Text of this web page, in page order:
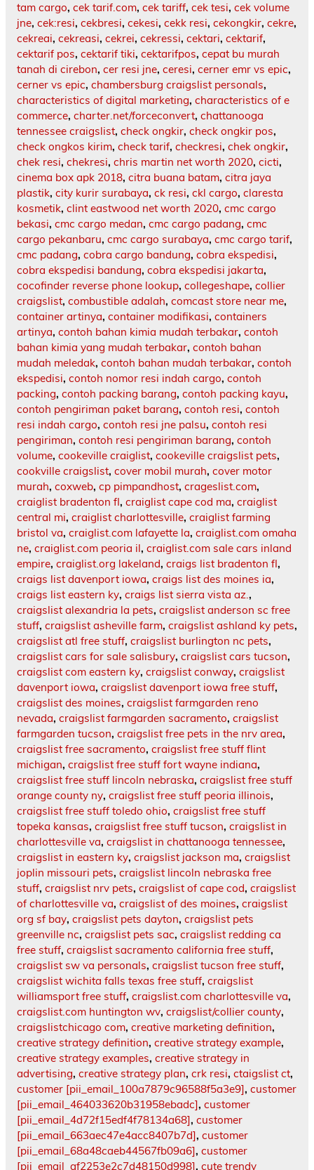
tam cargo, cek tarif.com, cek tariff, cek tesi, cek volume
jne, cek:resi, cekbresi, cekesi, cekk resi, cekongkir, cekre,
cekreai, cekreasi, cekrei, cekressi, cektari, cektarif,
cektarif pos, cektarif tiki, cektarifpos, cepat bu murah
tanah di cirebon, cer resi jne, ceresi, cerner emr vs epic,
cerner vs epic, chambersburg craigslist personals,
characteristics of digital marketing, characteristics of e
commerce, charter.net/forceconvert, chattanooga
tennessee craigslist, check ongkir, check ongkir pos,
check ongkos kirim, check tarif, checkresi, chek ongkir,
chek resi, chekresi, chris martin net worth 2020, cicti,
cinema box apk 2018, citra buana batam, citra jaya
plastik, city kurir surabaya, ck resi, ckl cargo, claresta
kosmetik, clint eastwood net worth 2020, cmc cargo
bekasi, cmc cargo medan, cmc cargo padang, cmc
cargo pekanbaru, cmc cargo surabaya, cmc cargo tarif,
cmc padang, cobra cargo bandung, cobra ekspedisi,
cobra ekspedisi bandung, cobra ekspedisi jakarta,
cocofinder reverse phone lookup, collegeshape, collier
craigslist, combustible adalah, comcast store near me,
container artinya, container modifikasi, containers
artinya, contoh bahan kimia mudah terbakar, contoh
bahan kimia yang mudah terbakar, contoh bahan
mudah meledak, contoh bahan mudah terbakar, contoh
ekspedisi, contoh nomor resi indah cargo, contoh
packing, contoh packing barang, contoh packing kayu,
contoh pengiriman paket barang, contoh resi, contoh
resi indah cargo, contoh resi jne palsu, contoh resi
pengiriman, contoh resi pengiriman barang, contoh
volume, cookeville craiglist, cookeville craigslist pets,
cookville craigslist, cover mobil murah, cover motor
murah, coxweb, cp pimpandhost, crageslist.com,
craiglist bradenton fl, craiglist cape cod ma, craiglist
central mi, craiglist charlottesville, craiglist farming
bristol va, craiglist.com lafayette la, craiglist.com omaha
ne, craiglist.com peoria il, craiglist.com sale cars inland
empire, craiglist.org lakeland, craigs list bradenton fl,
craigs list davenport iowa, craigs list des moines ia,
craigs list eastern ky, craigs list sierra vista az.,
craigslist alexandria la pets, craigslist anderson sc free
stuff, craigslist asheville farm, craigslist ashland ky pets,
craigslist atl free stuff, craigslist burlington nc pets,
craigslist cars for sale salisbury, craigslist cars tucson,
craigslist com eastern ky, craigslist conway, craigslist
davenport iowa, craigslist davenport iowa free stuff,
craigslist des moines, craigslist farmgarden reno
nevada, craigslist farmgarden sacramento, craigslist
farmgarden tucson, craigslist free pets in the nrv area,
craigslist free sacramento, craigslist free stuff flint
michigan, craigslist free stuff fort wayne indiana,
craigslist free stuff lincoln nebraska, craigslist free stuff
orange county ny, craigslist free stuff peoria illinois,
craigslist free stuff toledo ohio, craigslist free stuff
topeka kansas, craigslist free stuff tucson, craigslist in
charlottesville va, craigslist in chattanooga tennessee,
craigslist in eastern ky, craigslist jackson ma, craigslist
joplin missouri pets, craigslist lincoln nebraska free
stuff, craigslist nrv pets, craigslist of cape cod, craigslist
of charlottesville va, craigslist of des moines, craigslist
org sf bay, craigslist pets dayton, craigslist pets
greenville nc, craigslist pets sac, craigslist redding ca
free stuff, craigslist sacramento california free stuff,
craigslist sw va personals, craigslist tucson free stuff,
craigslist wichita falls texas free stuff, craigslist
williamsport free stuff, craigslist.com charlottesville va,
craigslist.com huntington wv, craigslist/collier county,
craigslistchicago com, creative marketing definition,
creative strategy definition, creative strategy example,
creative strategy examples, creative strategy in
advertising, creative strategy plan, crk resi, ctaigslist ct,
customer [pii_email_100a7879c96588f5a3e9], customer
[pii_email_464033620b31958ebadc], customer
[pii_email_4d72f15edf4f78134a68], customer
[pii_email_663aec47e4acc8407b7d], customer
[pii_email_68a48caeb44567fb09a6], customer
[pii_email_af2253e2c7d48150d998], cute trendy